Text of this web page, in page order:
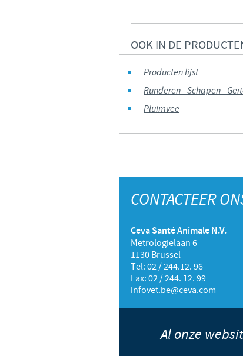
OOK IN DE
Producten lijst
Runderen - Schapen -
Pluimvee
CONTACTEER
Ceva Santé Animale N.V.
Metrologielaan 6
1130 Brussel
Tel: 02 / 244.12. 96
Fax: 02 / 244. 12. 99
infovet.be@ceva.com
Al onze